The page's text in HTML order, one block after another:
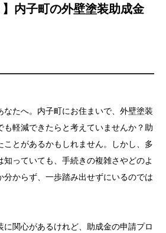
】内子町の外壁塗装助成金
なたへ。内子町にお住まいで、外壁塗装
も軽減できたらと考えていませんか？助
ことがあるかもしれません。しかし、多
知っていても、手続きの複雑さやどのよ
分からず、一歩踏み出せずにいるのでは
に関心があるけれど、助成金の申請プロ